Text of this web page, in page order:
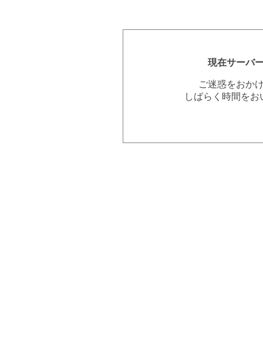
現在サーバ
ご迷惑をおか
しばらく時間を